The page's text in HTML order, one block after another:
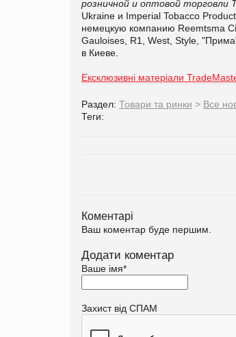
розничной и оптовой торговли
Ukraine и Imperial Tobacco
немецкую компанию Reemtsma
Gauloises, R1, West, Style,
в Киеве.
Ексклюзивні матеріали
Раздел: Товари та ринки > Все
Теги:
Коментарі
Ваш коментар буде першим.
Додати коментар
Ваше імя*
Захист від СПАМ